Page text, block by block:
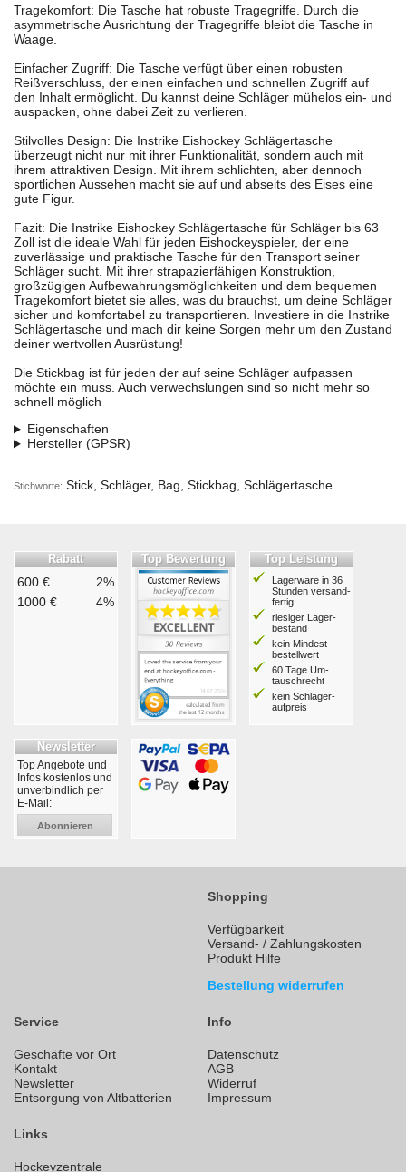
Tragekomfort: Die Tasche hat robuste Tragegriffe. Durch die
asymmetrische Ausrichtung der Tragegriffe bleibt die Tasche in
Waage.
Einfacher Zugriff: Die Tasche verfügt über einen robusten
Reißverschluss, der einen einfachen und schnellen Zugriff auf
den Inhalt ermöglicht. Du kannst deine Schläger mühelos ein- und
auspacken, ohne dabei Zeit zu verlieren.
Stilvolles Design: Die Instrike Eishockey Schlägertasche
überzeugt nicht nur mit ihrer Funktionalität, sondern auch mit
ihrem attraktiven Design. Mit ihrem schlichten, aber dennoch
sportlichen Aussehen macht sie auf und abseits des Eises eine
gute Figur.
Fazit: Die Instrike Eishockey Schlägertasche für Schläger bis 63
Zoll ist die ideale Wahl für jeden Eishockeyspieler, der eine
zuverlässige und praktische Tasche für den Transport seiner
Schläger sucht. Mit ihrer strapazierfähigen Konstruktion,
großzügigen Aufbewahrungsmöglichkeiten und dem bequemen
Tragekomfort bietet sie alles, was du brauchst, um deine Schläger
sicher und komfortabel zu transportieren. Investiere in die Instrike
Schlägertasche und mach dir keine Sorgen mehr um den Zustand
deiner wertvollen Ausrüstung!
Die Stickbag ist für jeden der auf seine Schläger aufpassen
möchte ein muss. Auch verwechslungen sind so nicht mehr so
schnell möglich
Eigenschaften
Hersteller (GPSR)
Stichworte: Stick, Schläger, Bag, Stickbag, Schlägertasche
Rabatt
600 €
2%
1000 €
4%
Top Bewertung Top Leistung
Lagerware in 36
Stunden ver­sand­
fertig
riesiger Lager­
bestand
kein Mindest­
bestell­wert
60 Tage Um­
tausch­recht
kein Schläger­
aufpreis
Newsletter
Top Angebote und
Infos kostenlos und
unverbindlich per
E-Mail:
Abonnieren
Shopping
Verfügbarkeit
Versand- / Zahlungskosten
Produkt Hilfe
Bestellung widerrufen
Service
Geschäfte vor Ort
Kontakt
Newsletter
Entsorgung von Altbatterien
Info
Datenschutz
AGB
Widerruf
Impressum
Links
Hockeyzentrale